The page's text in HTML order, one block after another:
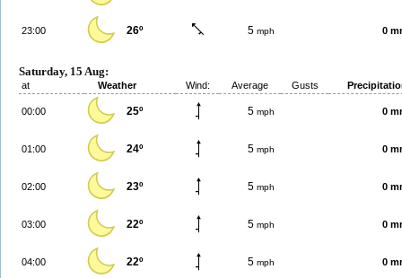
23:00 26º 5 mph 0
Saturday, 15 Aug:
at Weather Wind: Average Gusts
00:00 25º 5 mph 0
01:00 24º 5 mph 0
02:00 23º 5 mph 0
03:00 22º 5 mph 0
04:00 22º 5 mph 0